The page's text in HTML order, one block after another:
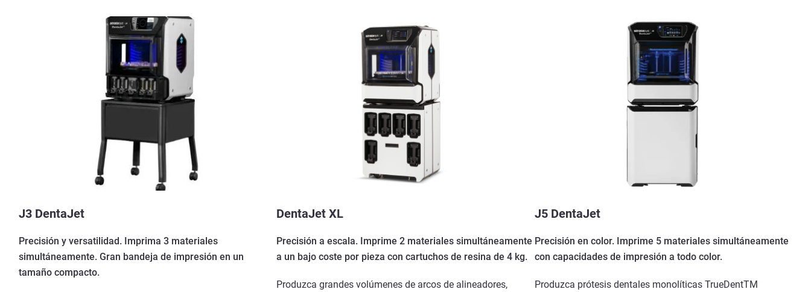
J3 DentaJet
Precisión y versatilidad. Imprima 3 materiales
simultáneamente. Gran bandeja de impresión en un
tamaño compacto.
DentaJet XL
Precisión a escala. Imprime 2 materiales simultáneamente
a un bajo coste por pieza con cartuchos de resina de 4 kg.
Produzca grandes volúmenes de arcos de alineadores,
J5 DentaJet
Precisión en color. Imprime 5 materiales simultáneamente
con capacidades de impresión a todo color.
Produzca prótesis dentales monolíticas TrueDentTM